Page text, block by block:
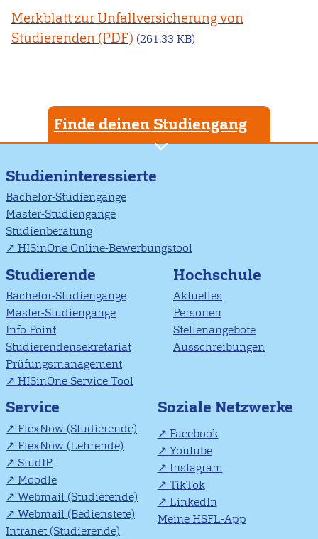
Merkblatt zur Unfallversicherung von
Studierenden
(261.33 KB)
Finde deinen Studiengang
Studieninteressierte
Bachelor-Studiengänge
Master-Studiengänge
Studienberatung
HISinOne Online-Bewerbungstool
Studierende
Bachelor-Studiengänge
Master-Studiengänge
Info Point
Studierendensekretariat
Prüfungsmanagement
HISinOne Service Tool
Hochschule
Aktuelles
Personen
Stellenangebote
Ausschreibungen
Service
FlexNow (Studierende)
FlexNow (Lehrende)
StudIP
Moodle
Webmail (Studierende)
Webmail (Bedienstete)
Intranet (Studierende)
Soziale Netzwerke
Facebook
Youtube
Instagram
TikTok
LinkedIn
Meine HSFL-App